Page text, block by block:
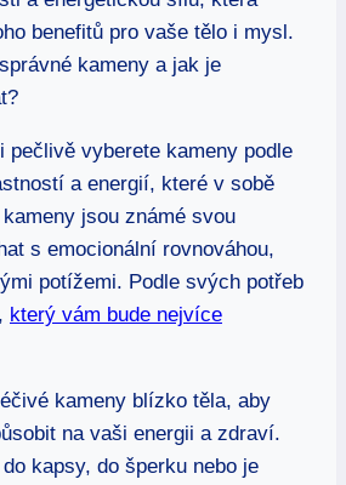
benefitů pro vaše tělo i mysl.
kameny a jak je
pečlivě vyberete kameny podle
a energií, které v sobě
jsou známé svou
s emocionální rovnováhou,
potížemi. Podle svých potřeb
který vám bude nejvíce
kameny blízko těla, aby
na vaši energii a zdraví.
kapsy, do šperku nebo je